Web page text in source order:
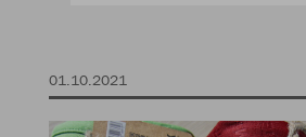
01.10.2021